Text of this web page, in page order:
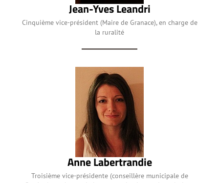
Jean-Yves Leandri
Cinquième vice-président (Maire de Granace), en charge de
la ruralité
Anne Labertrandie
Troisième vice-présidente (conseillère municipale de